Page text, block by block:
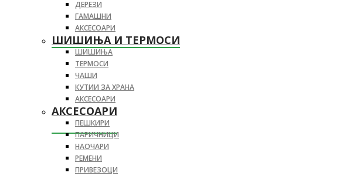
ДЕРЕЗИ
ГАМАШНИ
АКСЕСОАРИ
ШИШИЊА И ТЕРМОСИ
ШИШИЊА
ТЕРМОСИ
ЧАШИ
КУТИИ ЗА ХРАНА
АКСЕСОАРИ
АКСЕСОАРИ
ПЕШКИРИ
ПАРИЧНИЦИ
НАОЧАРИ
РЕМЕНИ
ПРИВЕЗОЦИ